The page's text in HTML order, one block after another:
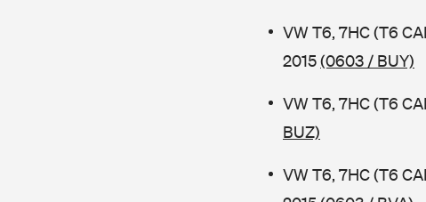
VW T6, 7HC (T6
2015(0603 / BUY)
VW T6, 7HC (T6
BUZ)
VW T6, 7HC (T6